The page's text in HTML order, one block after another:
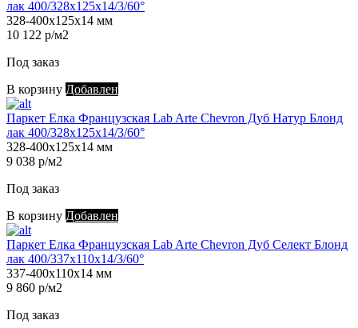
лак 400/328х125х14/3/60°
328-400х125х14 мм
10 122 р/м2
Под заказ
В корзину Добавлен
Паркет Елка Французская Lab Arte Chevron Дуб Натур Блонд
лак 400/328х125х14/3/60°
328-400х125х14 мм
9 038 р/м2
Под заказ
В корзину Добавлен
Паркет Елка Французская Lab Arte Chevron Дуб Селект Блонд
лак 400/337х110х14/3/60°
337-400х110х14 мм
9 860 р/м2
Под заказ